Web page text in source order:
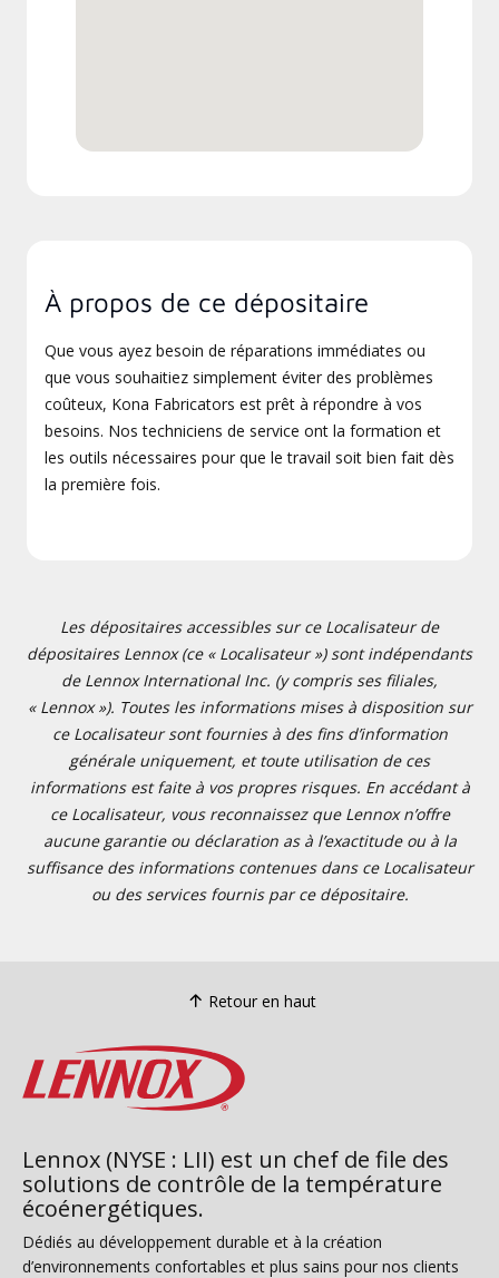
À propos de ce dépositaire
Que vous ayez besoin de réparations immédiates ou
que vous souhaitiez simplement éviter des problèmes
coûteux, Kona Fabricators est prêt à répondre à vos
besoins. Nos techniciens de service ont la formation et
les outils nécessaires pour que le travail soit bien fait dès
la première fois.
Les dépositaires accessibles sur ce Localisateur de
dépositaires Lennox (ce « Localisateur ») sont indépendants
de Lennox International Inc. (y compris ses filiales,
« Lennox »). Toutes les informations mises à disposition sur
ce Localisateur sont fournies à des fins d’information
générale uniquement, et toute utilisation de ces
informations est faite à vos propres risques. En accédant à
ce Localisateur, vous reconnaissez que Lennox n’offre
aucune garantie ou déclaration as à l’exactitude ou à la
suffisance des informations contenues dans ce Localisateur
ou des services fournis par ce dépositaire.
Retour en haut
Lennox (NYSE : LII) est un chef de file des
solutions de contrôle de la température
écoénergétiques.
Dédiés au développement durable et à la création
d’environnements confortables et plus sains pour nos clients